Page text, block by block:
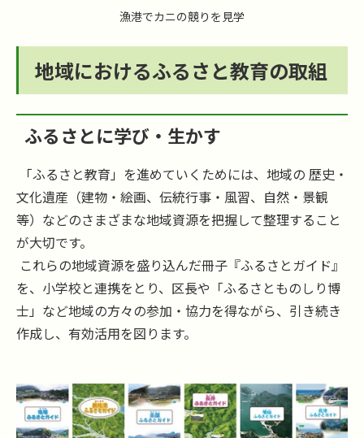
漁港でカニの競りを見学
地域におけるふるさと教育の取組
ふるさとに学び・生かす
「ふるさと教育」を進めていくためには、地域の 歴史・
文化遺産（建物・絵画、伝統行事・風習、自然・景観
等）などのさまざまな地域資源を把握して整理すること
が大切です。
これらの地域資源を盛り込んだ冊子『ふるさとガイド』
を、小学校と連携をとり、区長や「ふるさとものしり博
士」など地域の方々の参加・協力を得ながら、引き続き
作成し、有効活用を図ります。